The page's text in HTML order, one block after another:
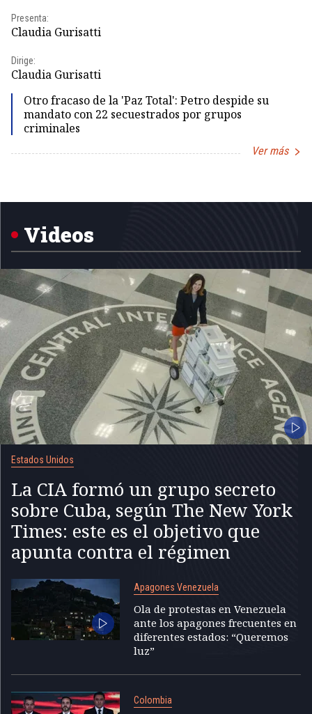
Presenta:
Claudia Gurisatti
Dirige:
Claudia Gurisatti
Otro fracaso de la 'Paz Total': Petro despide su
mandato con 22 secuestrados por grupos
criminales
Ver más
5
Videos
Estados Unidos
La CIA formó un grupo secreto
sobre Cuba, según The New York
Times: este es el objetivo que
apunta contra el régimen
Apagones Venezuela
Ola de protestas en Venezuela
ante los apagones frecuentes en
diferentes estados: “Queremos
luz”
Colombia